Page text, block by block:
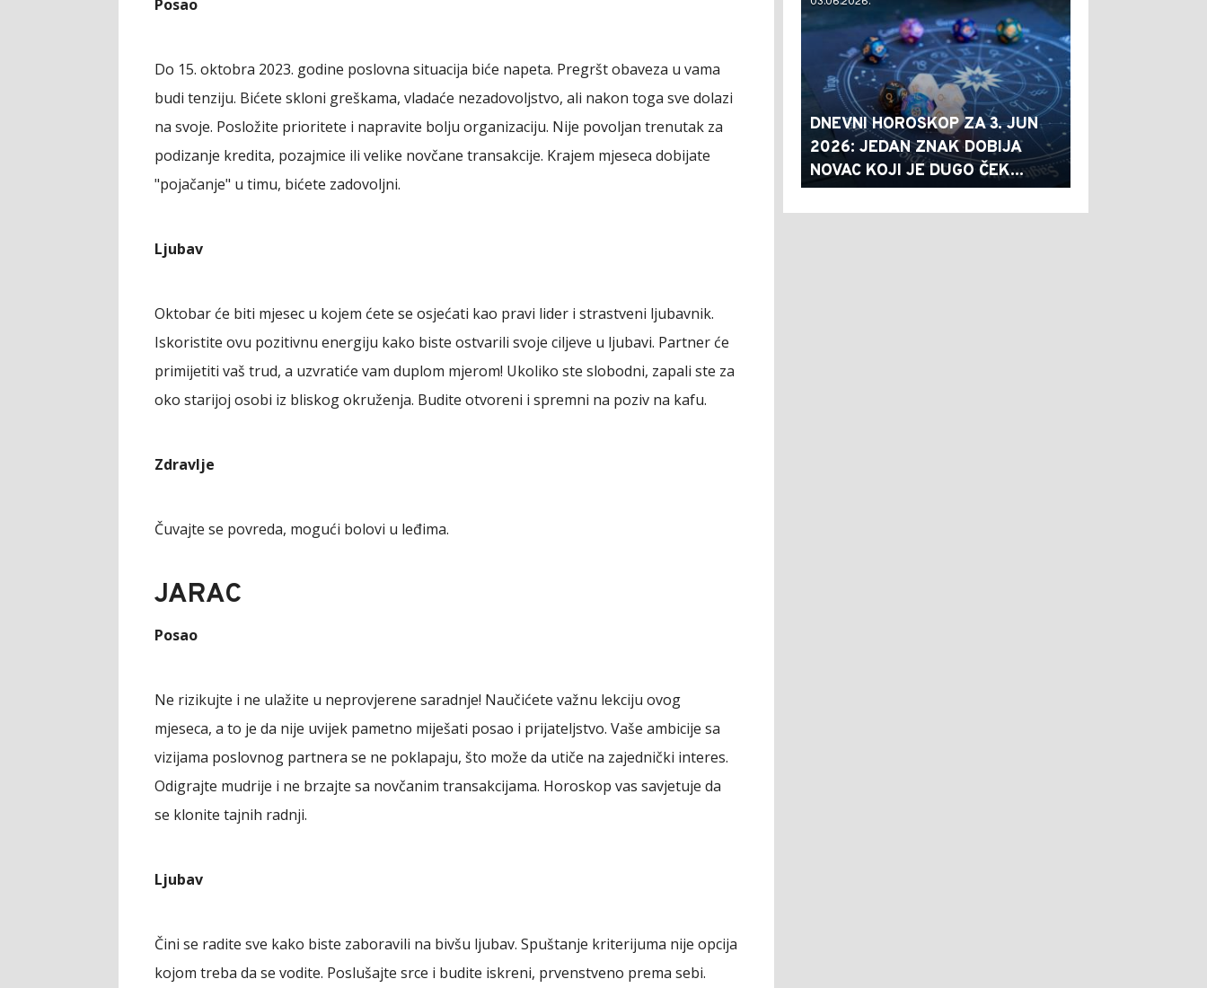
Posao
Do 15. oktobra 2023. godine poslovna situacija biće napeta. Pregršt obaveza u vama
budi tenziju. Bićete skloni greškama, vladaće nezadovoljstvo, ali nakon toga sve dolazi
na svoje. Posložite prioritete i napravite bolju organizaciju. Nije povoljan trenutak za
podizanje kredita, pozajmice ili velike novčane transakcije. Krajem mjeseca dobijate
"pojačanje" u timu, bićete zadovoljni.
Ljubav
Oktobar će biti mjesec u kojem ćete se osjećati kao pravi lider i strastveni ljubavnik.
Iskoristite ovu pozitivnu energiju kako biste ostvarili svoje ciljeve u ljubavi. Partner će
primijetiti vaš trud, a uzvratiće vam duplom mjerom! Ukoliko ste slobodni, zapali ste za
oko starijoj osobi iz bliskog okruženja. Budite otvoreni i spremni na poziv na kafu.
Zdravlje
Čuvajte se povreda, mogući bolovi u leđima.
JARAC
Posao
Ne rizikujte i ne ulažite u neprovjerene saradnje! Naučićete važnu lekciju ovog
mjeseca, a to je da nije uvijek pametno miješati posao i prijateljstvo. Vaše ambicije sa
vizijama poslovnog partnera se ne poklapaju, što može da utiče na zajednički interes.
Odigrajte mudrije i ne brzajte sa novčanim transakcijama. Horoskop vas savjetuje da
se klonite tajnih radnji.
Ljubav
Čini se radite sve kako biste zaboravili na bivšu ljubav. Spuštanje kriterijuma nije opcija
kojom treba da se vodite. Poslušajte srce i budite iskreni, prvenstveno prema sebi.
DNEVNI HOROSKOP ZA 3. JUN
2026: JEDAN ZNAK DOBIJA
NOVAC KOJI JE DUGO ČEK...